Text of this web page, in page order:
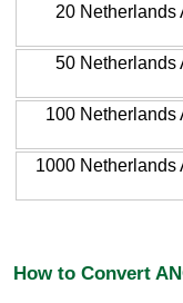
20 Netherlands
50 Netherlands
100 Netherlands
1000 Netherlands
How to Convert